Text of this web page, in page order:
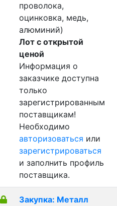
проволока,
оцинковка, медь,
алюминий)
Лот с открытой
ценой
Информация о
заказчике доступна
только
зарегистрированным
поставщикам!
Необходимо
авторизоваться или
зарегистрироваться
и заполнить профиль
поставщика.
Закупка: Металл